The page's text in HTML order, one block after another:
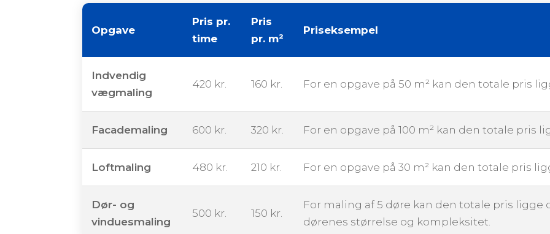
Opgave
Pris pr.
time
Pris
pr. m²
Priseksempel
Indvendig
vægmaling
420 kr. 160 kr. For en opgave på 50 m² kan den totale pris
Facademaling 600 kr. 320 kr. For en opgave på 100 m² kan den totale pris
Loftmaling 480 kr. 210 kr. For en opgave på 30 m² kan den totale pris
Dør- og
vinduesmaling
500 kr. 150 kr.
For maling af 5 døre kan den totale pris
dørenes størrelse og kompleksitet.